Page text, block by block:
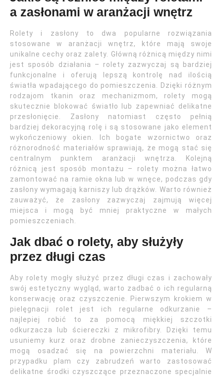
a zasłonami w aranżacji wnętrz
Rolety i zasłony to dwa popularne rozwiązania
stosowane w aranżacji wnętrz, które mają swoje
unikalne cechy oraz zalety. Główną różnicą między nimi
jest sposób działania – rolety zazwyczaj są bardziej
funkcjonalne i oferują lepszą kontrolę nad ilością
światła wpadającego do pomieszczenia. Dzięki różnym
rodzajom tkanin oraz mechanizmom, rolety mogą
skutecznie blokować światło lub zapewniać delikatne
przesłonięcie. Zasłony natomiast często pełnią
bardziej dekoracyjną rolę i są stosowane jako element
wykończeniowy okien. Ich bogate wzornictwo oraz
różnorodność materiałów sprawiają, że mogą stać się
centralnym punktem aranżacji wnętrza. Kolejną
różnicą jest sposób montażu – rolety można łatwo
zamontować na ramie okna lub w wnęce, podczas gdy
zasłony wymagają karniszy lub drążków. Warto również
zauważyć, że zasłony zazwyczaj zajmują więcej
miejsca i mogą być mniej praktyczne w małych
pomieszczeniach.
Jak dbać o rolety, aby służyły
przez długi czas
Aby rolety mogły służyć przez długi czas i zachowały
swój estetyczny wygląd, warto zadbać o ich regularną
konserwację oraz czyszczenie. Pierwszym krokiem w
pielęgnacji rolet jest ich regularne odkurzanie –
najlepiej robić to za pomocą miękkiej szczotki
odkurzacza lub ściereczki z mikrofibry. Dzięki temu
usuniemy kurz oraz drobne zanieczyszczenia, które
mogą osadzać się na powierzchni materiału. W
przypadku plam czy zabrudzeń warto zastosować
delikatne środki czyszczące przeznaczone specjalnie